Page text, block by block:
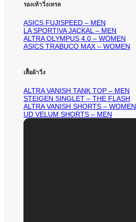
รองเท้าวิ่งเทรล
ASICS FUJISPEED – MEN
LA SPORTIVA JACKAL – MEN
ALTRA OLYMPUS 4.0 – WOMEN
ASICS TRABUCO MAX – WOMEN
เสื้อผ้าวิ่ง
ALTRA VANISH TANK TOP – MEN
STEIGEN SINGLET – THE FLASH
ALTRA VANISH SHORTS – WOMEN
UD VELUM SHORTS – MEN